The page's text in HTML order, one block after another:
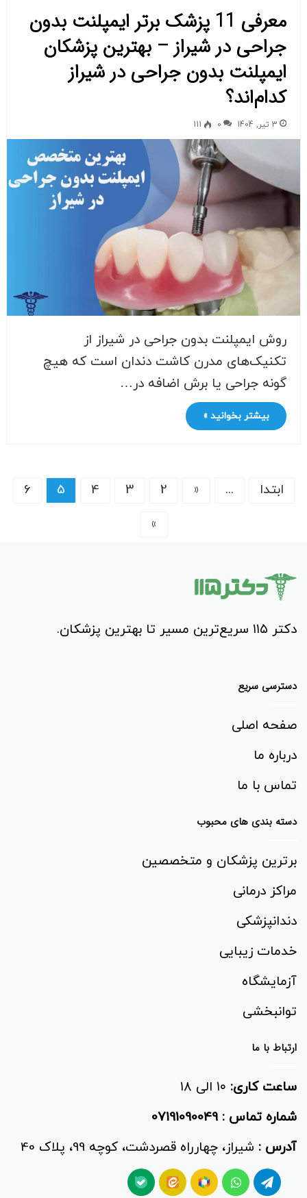
معرفی 11 پزشک برتر ایمپلنت بدون
جراحی در شیراز – بهترین پزشکان
ایمپلنت بدون جراحی در شیراز
کدام‌اند؟
3 تیر, 1404 0
111
روش ایمپلنت بدون جراحی در شیراز از
تکنیک‌های مدرن کاشت دندان است که هیچ
گونه جراحی یا برش اضافه در…
بیشتر بخوانید »
ابتدا ...
«
2
3
4
5
6
»
دکتر ۱۱۵ سریع‌ترین مسیر تا بهترین پزشکان.
دسترسی سریع
صفحه اصلی
درباره ما
تماس با ما
دسته بندی های محبوب
برترین پزشکان و متخصصین
مراکز درمانی
دندانپزشکی
خدمات زیبایی
آزمایشگاه
توانبخشی‌
ارتباط با ما
ساعت کاری:
شماره تماس :
آدرس : شیراز، چهارراه قصردشت، کوچه 99، پلاک 40